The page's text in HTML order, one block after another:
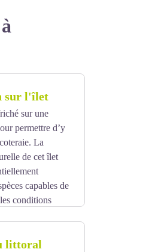
sur l'îlet
sur une
permettre d’y
La
de cet îlet
capables de
conditions
un premier
mangle)
littoral